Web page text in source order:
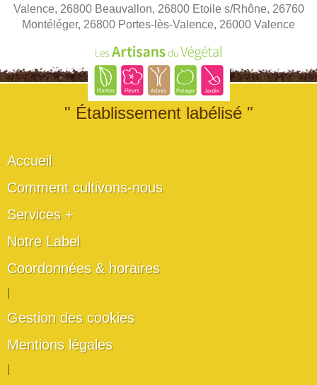
Valence, 26800 Beauvallon, 26800 Etoile s/Rhône, 26760
Montéléger, 26800 Portes-lès-Valence, 26000 Valence
" Établissement labélisé "
Accueil
Comment cultivons-nous
Services +
Notre Label
Coordonnées & horaires
Gestion des cookies
Mentions légales